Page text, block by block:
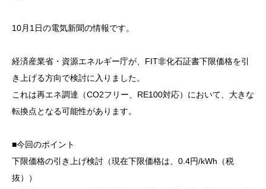
10月1日の電気新聞の情報です。
経済産業省・資源エネルギー庁が、FIT非化石証書下限価格を引
き上げる方向で検討に入りました。
これは再エネ調達（CO2フリー、RE100対応）において、大きな
転換点となる可能性があります。
■今回のポイント
下限価格の引き上げ検討（現在下限価格は、0.4円/kWh（税
抜））